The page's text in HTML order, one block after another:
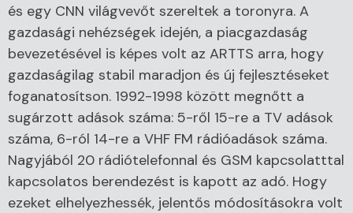
és egy CNN világvevőt szereltek a toronyra. A
gazdasági nehézségek idején, a piacgazdaság
bevezetésével is képes volt az ARTTS arra, hogy
gazdaságilag stabil maradjon és új fejlesztéseket
foganatosítson. 1992-1998 között megnőtt a
sugárzott adások száma: 5-ről 15-re a TV adások
száma, 6-ról 14-re a VHF FM rádióadások száma.
Nagyjából 20 rádiótelefonnal és GSM kapcsolatttal
kapcsolatos berendezést is kapott az adó. Hogy
ezeket elhelyezhessék, jelentős módosításokra volt